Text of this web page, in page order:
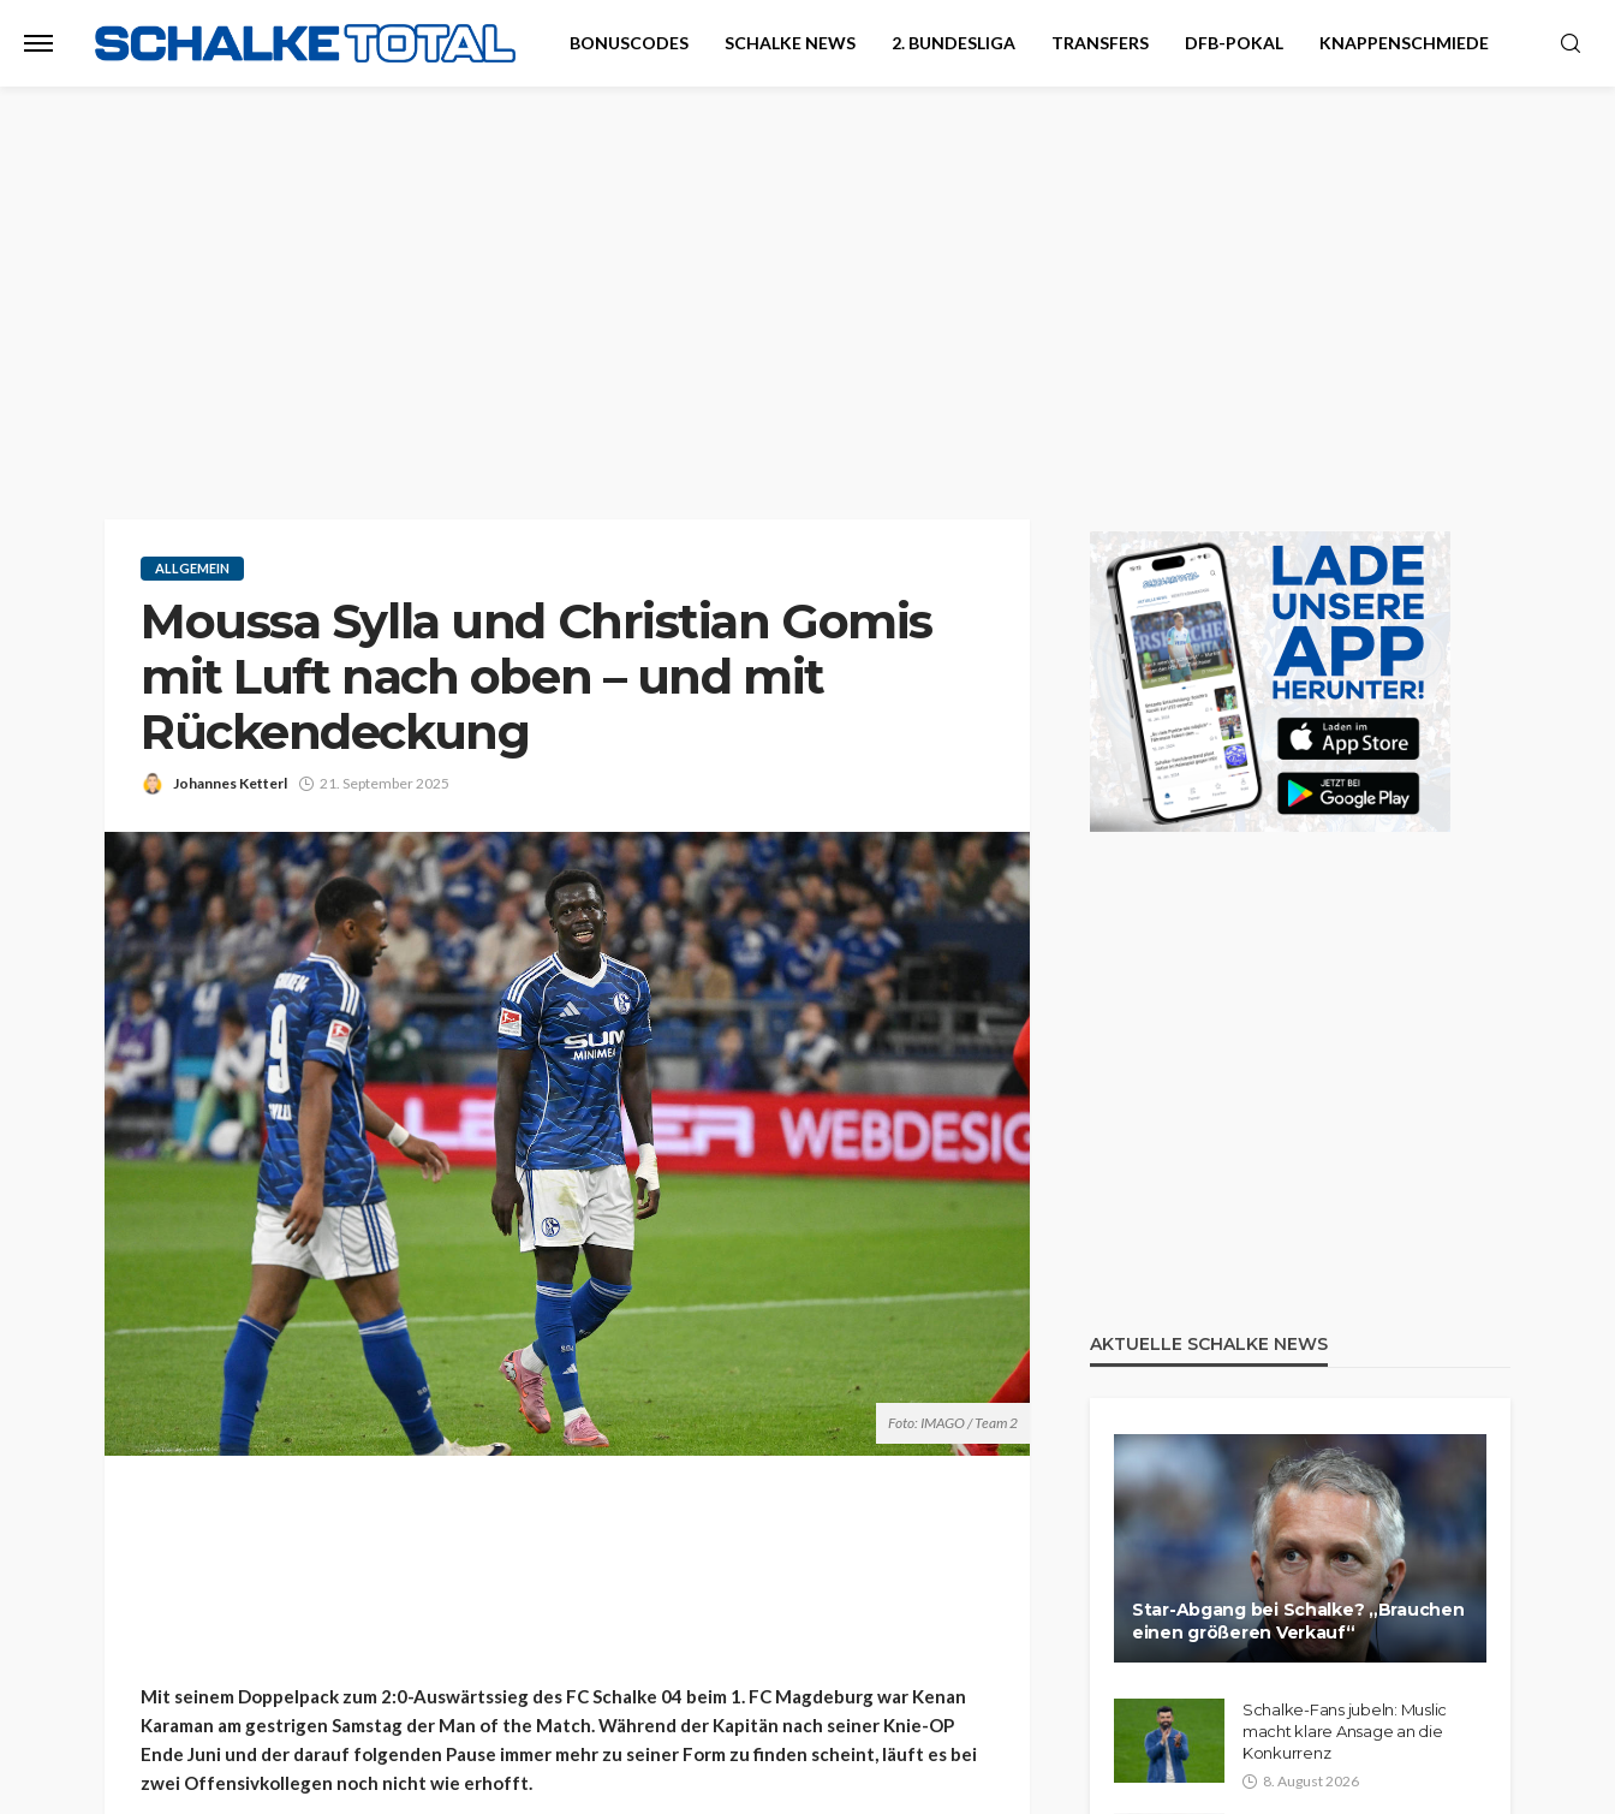
BONUSCODES SCHALKE NEWS 2. BUNDESLIGA TRANSFERS DFB-POKAL KNAPPENSCHMIEDE
ALLGEMEIN
Moussa Sylla und Christian Gomis
mit Luft nach oben – und mit
Rückendeckung
Johannes Ketterl 21. September 2025
Foto: IMAGO / Team 2
Mit seinem Doppelpack zum 2:0-Auswärtssieg des FC Schalke 04 beim 1. FC Magdeburg war Kenan
Karaman am gestrigen Samstag der Man of the Match. Während der Kapitän nach seiner Knie-OP
Ende Juni und der darauf folgenden Pause immer mehr zu seiner Form zu finden scheint, läuft es bei
zwei Offensivkollegen noch nicht wie erhofft.
AKTUELLE SCHALKE NEWS
Star-Abgang bei Schalke? „Brauchen
einen größeren Verkauf“
Schalke-Fans jubeln: Muslic
macht klare Ansage an die
Konkurrenz
8. August 2026